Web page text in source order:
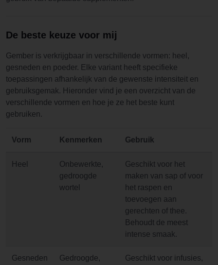
De beste keuze voor mij
Gember is verkrijgbaar in verschillende vormen: heel,
gesneden en poeder. Elke variant heeft specifieke
toepassingen afhankelijk van de gewenste intensiteit en
gebruiksgemak. Hieronder vind je een overzicht van de
verschillende vormen en hoe je ze het beste kunt
gebruiken.
Vorm Kenmerken Gebruik
Heel
Onbewerkte,
gedroogde
wortel
Geschikt voor het
maken van sap of voor
het raspen en
toevoegen aan
gerechten of thee.
Behoudt de meest
intense smaak.
Gesneden
Gedroogde,
Geschikt voor infusies,